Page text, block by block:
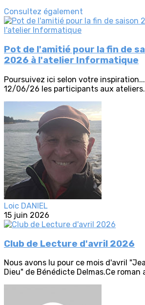
Consultez également
Pot de l'amitié pour la fin de
2026 à l'atelier Informatique
Poursuivez ici selon votre
12/06/26 les participants aux
Loic DANIEL
15 juin 2026
Club de Lecture d'avril 2026
Nous avons lu pour ce mois d'avril
Dieu" de Bénédicte Delmas.Ce roman